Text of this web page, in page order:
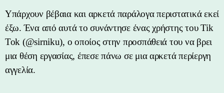
Υπάρχουν βέβαια και αρκετά παράλογα περιστατικά εκεί
έξω. Ένα από αυτά το συνάντησε ένας χρήστης του Tik
Tok (@sirniku), ο οποίος στην προσπάθειά του να βρει
μια θέση εργασίας, έπεσε πάνω σε μια αρκετά περίεργη
αγγελία.